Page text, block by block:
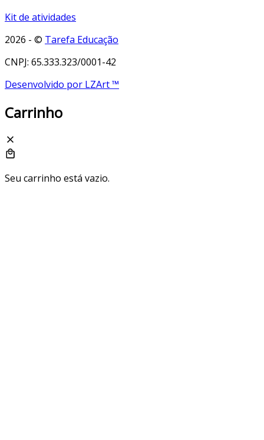
Kit de atividades
2026 - © Tarefa Educação
CNPJ: 65.333.323/0001-42
Desenvolvido por LZArt ™
Carrinho
Seu carrinho está vazio.